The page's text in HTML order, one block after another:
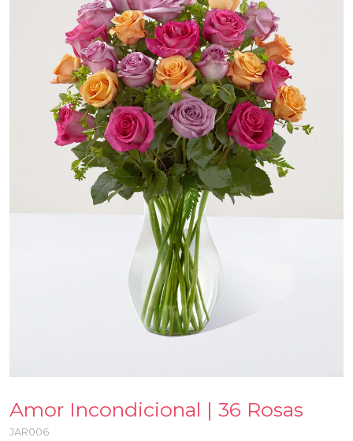
Amor Incondicional | 36 Rosas
JAR006